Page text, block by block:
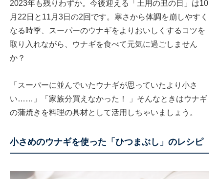
2023年も残りわずか。今後迎える「土用の丑の日」は10
月22日と11月3日の2回です。寒さから体調を崩しやすく
なる時季、
スーパーのウナギをよりおいしくするコツを
取り入れながら、ウナギを食べて元気に過ごしません
か？
「スーパーに並んでいたウナギが思っていたより小さ
い……」「家族分買えなかった！ 」そんなときはウナギ
の蒲焼きを料理の具材として活用しちゃいましょう。
小さめのウナギを使った「ひつまぶし」のレシピ